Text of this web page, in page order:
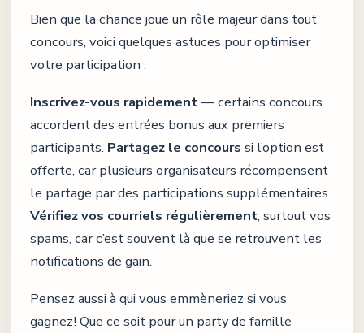
Bien que la chance joue un rôle majeur dans tout
concours, voici quelques astuces pour optimiser
votre participation :
Inscrivez-vous rapidement— certains concours
accordent des entrées bonus aux premiers
participants. Partagez le concours si l’option est
offerte, car plusieurs organisateurs récompensent
le partage par des participations supplémentaires.
Vérifiez vos courriels régulièrement, surtout vos
spams, car c’est souvent là que se retrouvent les
notifications de gain.
Pensez aussi à qui vous emmèneriez si vous
gagnez! Que ce soit pour un party de famille